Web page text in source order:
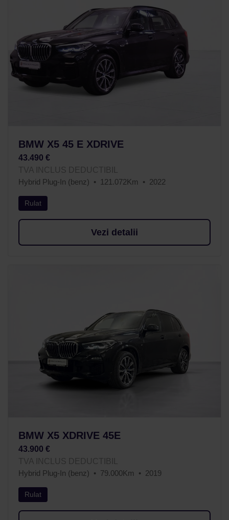
BMW X5 45 E XDRIVE
43.490 €
TVA INCLUS DEDUCTIBIL
Hybrid Plug-In (benz)
121.072Km 2022
Rulat
Vezi detalii
BMW X5 XDRIVE 45E
43.900 €
TVA INCLUS DEDUCTIBIL
Hybrid Plug-In (benz)
79.000Km 2019
Rulat